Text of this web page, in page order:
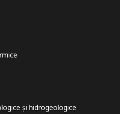
și hidrogeologice